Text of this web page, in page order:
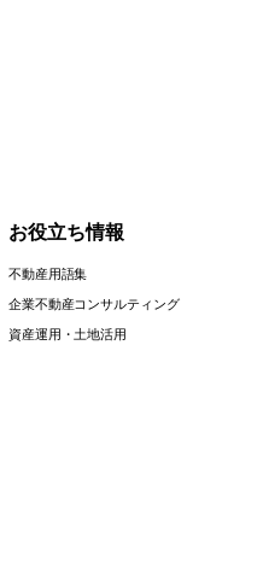
お役立ち情報
不動産用語集
企業不動産コンサルティング
資産運用・土地活用